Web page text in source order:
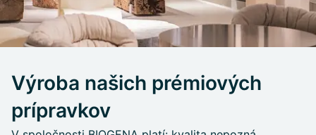
Výroba našich prémiových
prípravkov